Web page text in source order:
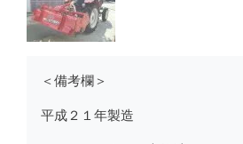
＜備考欄＞
平成２１年製造